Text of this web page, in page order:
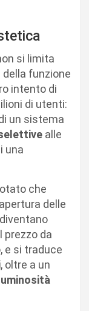
si limita
della funzione
intento di
di utenti:
un sistema
alle
una
che
delle
prezzo da
e si traduce
, oltre a un